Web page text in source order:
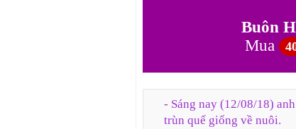
Buôn
Mua
- Sáng nay (12/08/18)
trùn quế giống về nuôi.